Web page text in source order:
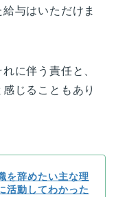
与はいただけま
に伴う責任と、
じることもあり
を辞めたい主な理
活動してわかった